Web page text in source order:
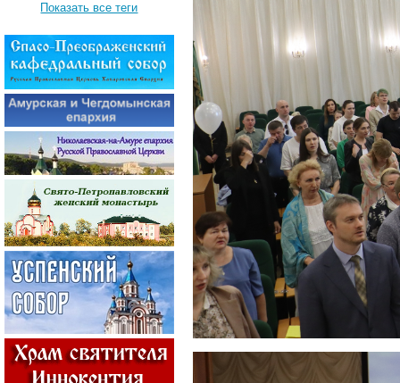
Показать все теги